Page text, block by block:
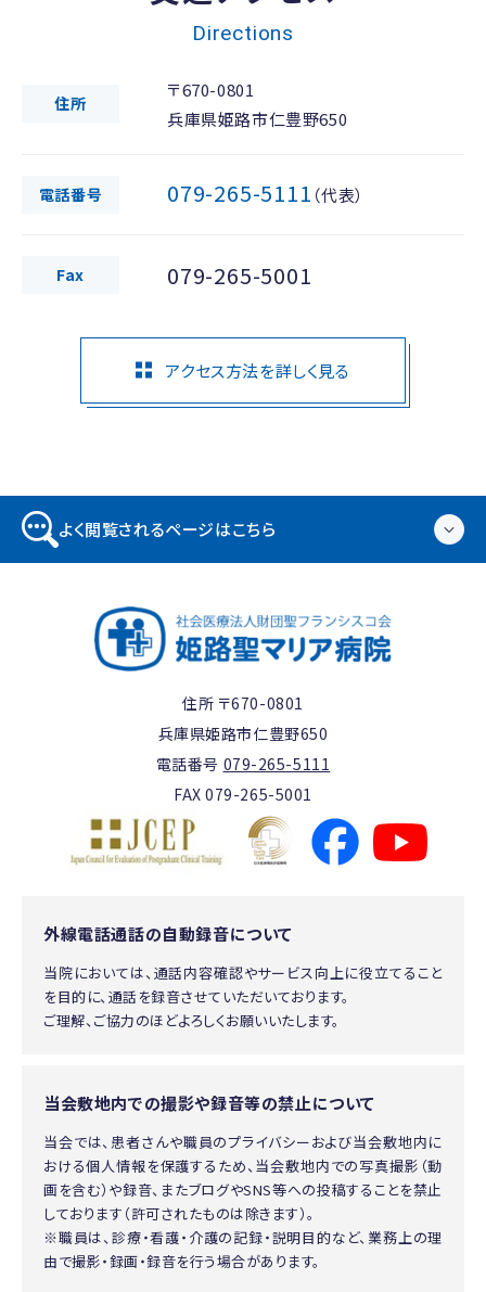
Directions
住所
〒670-0801
兵庫県姫路市仁豊野650
電話番号 079-265-5111 （代表）
Fax 079-265-5001
アクセス方法を詳しく見る
よく閲覧されるページはこちら
住所 〒670-0801
兵庫県姫路市仁豊野650
電話番号 079-265-5111
FAX 079-265-5001
外線電話通話の自動録音について
当院においては、通話内容確認やサービス向上に役立てること
を目的に、通話を録音させていただいております。
ご理解、ご協力のほどよろしくお願いいたします。
当会敷地内での撮影や録音等の禁止について
当会では、患者さんや職員のプライバシーおよび当会敷地内に
おける個人情報を保護するため、当会敷地内での写真撮影（動
画を含む）や録音、またブログやSNS等への投稿することを禁止
しております（許可されたものは除きます）。
※職員は、診療・看護・介護の記録・説明目的など、業務上の理
由で撮影・録画・録音を行う場合があります。